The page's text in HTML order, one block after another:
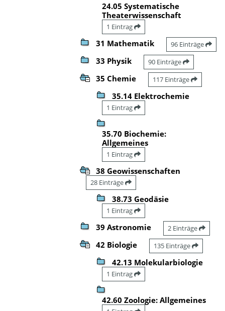
24.05 Systematische
Theaterwissenschaft
1 Eintrag
31 Mathematik 96 Einträge
33 Physik 90 Einträge
35 Chemie 117 Einträge
35.14 Elektrochemie
1 Eintrag
35.70 Biochemie:
Allgemeines
1 Eintrag
38 Geowissenschaften
28 Einträge
38.73 Geodäsie
1 Eintrag
39 Astronomie 2 Einträge
42 Biologie 135 Einträge
42.13 Molekularbiologie
1 Eintrag
42.60 Zoologie: Allgemeines